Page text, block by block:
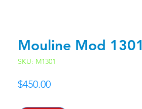
Mouline Mod 1301
SKU: M1301
$450.00Precio